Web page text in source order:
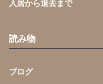
入居から退去まで
読み物
ブログ